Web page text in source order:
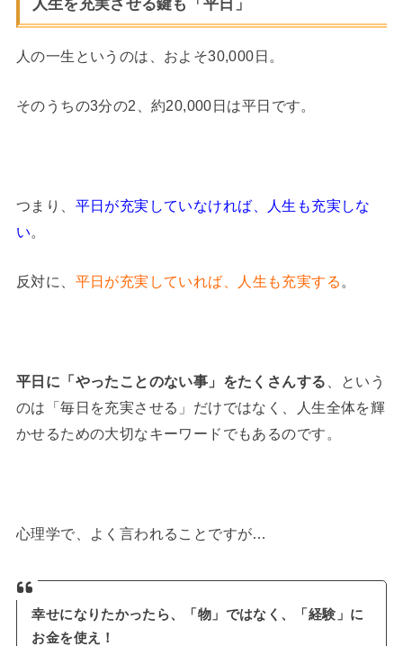
人生を充実させる鍵も「平日」
人の一生というのは、およそ30,000日。
そのうちの3分の2、約20,000日は平日です。
つまり、 平日が充実していなければ、人生も充実しな
い。
反対に、 平日が充実していれば、人生も充実する 。
平日に「やったことのない事」をたくさんする 、という
のは「毎日を充実させる」だけではなく、人生全体を輝
かせるための大切なキーワードでもあるのです。
心理学で、よく言われることですが…
幸せになりたかったら、「物」ではなく、「経験」に
お金を使え！